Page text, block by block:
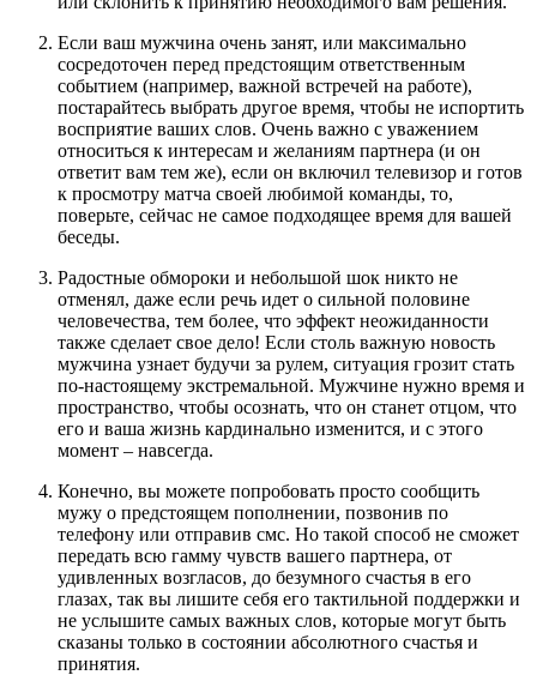
Если ваш мужчина очень занят, или максимально
сосредоточен перед предстоящим ответственным
событием (например, важной встречей на работе),
постарайтесь выбрать другое время, чтобы не испортить
восприятие ваших слов. Очень важно с уважением
относиться к интересам и желаниям партнера (и он
ответит вам тем же), если он включил телевизор и готов
к просмотру матча своей любимой команды, то,
поверьте, сейчас не самое подходящее время для вашей
беседы.
Радостные обмороки и небольшой шок никто не
отменял, даже если речь идет о сильной половине
человечества, тем более, что эффект неожиданности
также сделает свое дело! Если столь важную новость
мужчина узнает будучи за рулем, ситуация грозит стать
по-настоящему экстремальной. Мужчине нужно время и
пространство, чтобы осознать, что он станет отцом, что
его и ваша жизнь кардинально изменится, и с этого
момент – навсегда.
Конечно, вы можете попробовать просто сообщить
мужу о предстоящем пополнении, позвонив по
телефону или отправив смс. Но такой способ не сможет
передать всю гамму чувств вашего партнера, от
удивленных возгласов, до безумного счастья в его
глазах, так вы лишите себя его тактильной поддержки и
не услышите самых важных слов, которые могут быть
сказаны только в состоянии абсолютного счастья и
принятия.